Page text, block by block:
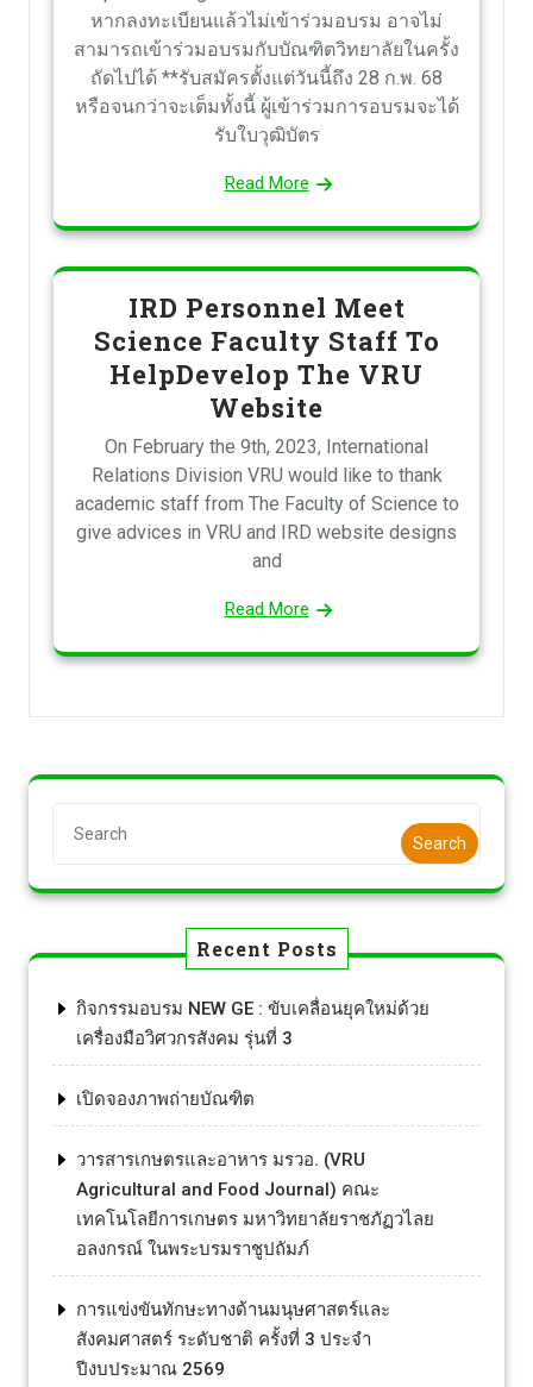
หากลงทะเบียนแล้วไม่เข้าร่วมอบรม อาจไม่
สามารถเข้าร่วมอบรมกับบัณฑิตวิทยาลัยในครั้ง
ถัดไปได้ **รับสมัครตั้งแต่วันนี้ถึง 28 ก.พ. 68
หรือจนกว่าจะเต็มทั้งนี้ ผู้เข้าร่วมการอบรมจะได้
รับใบวุฒิบัตร
Read More
IRD Personnel Meet
Science Faculty Staff To
HelpDevelop The VRU
Website
On February the 9th, 2023, International
Relations Division VRU would like to thank
academic staff from The Faculty of Science to
give advices in VRU and IRD website designs
and
Read More
Search
Recent Posts
กิจกรรมอบรม NEW GE : ขับเคลื่อนยุคใหม่ด้วย
เครื่องมือวิศวกรสังคม รุ่นที่ 3
เปิดจองภาพถ่ายบัณฑิต
วารสารเกษตรและอาหาร มรวอ. (VRU
Agricultural and Food Journal) คณะ
เทคโนโลยีการเกษตร มหาวิทยาลัยราชภัฏวไลย
อลงกรณ์ ในพระบรมราชูปถัมภ์
การแข่งขันทักษะทางด้านมนุษศาสตร์และ
สังคมศาสตร์ ระดับชาติ ครั้งที่ 3 ประจำ
ปีงบประมาณ 2569